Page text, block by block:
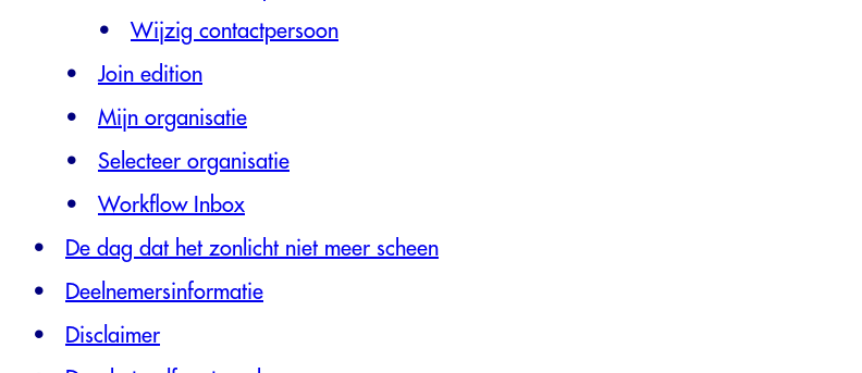
Wijzig contactpersoon
Join edition
Mijn organisatie
Selecteer organisatie
Workflow Inbox
De dag dat het zonlicht niet meer scheen
Deelnemersinformatie
Disclaimer